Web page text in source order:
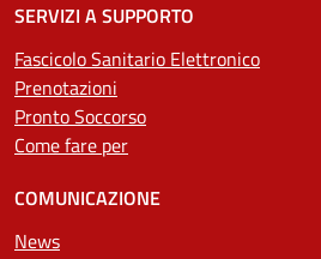
SERVIZI A SUPPORTO
Fascicolo Sanitario Elettronico
Prenotazioni
Pronto Soccorso
Come fare per
COMUNICAZIONE
News